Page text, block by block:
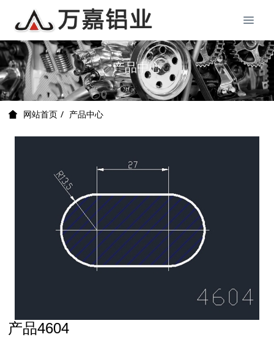
产品中心
网站首页 产品中心
产品4604